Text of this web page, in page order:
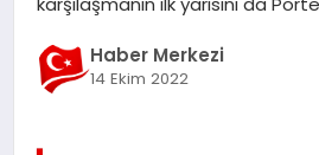
EKONOMI
MAGAZIN
Haber Merkezi
14 Ekim 2022